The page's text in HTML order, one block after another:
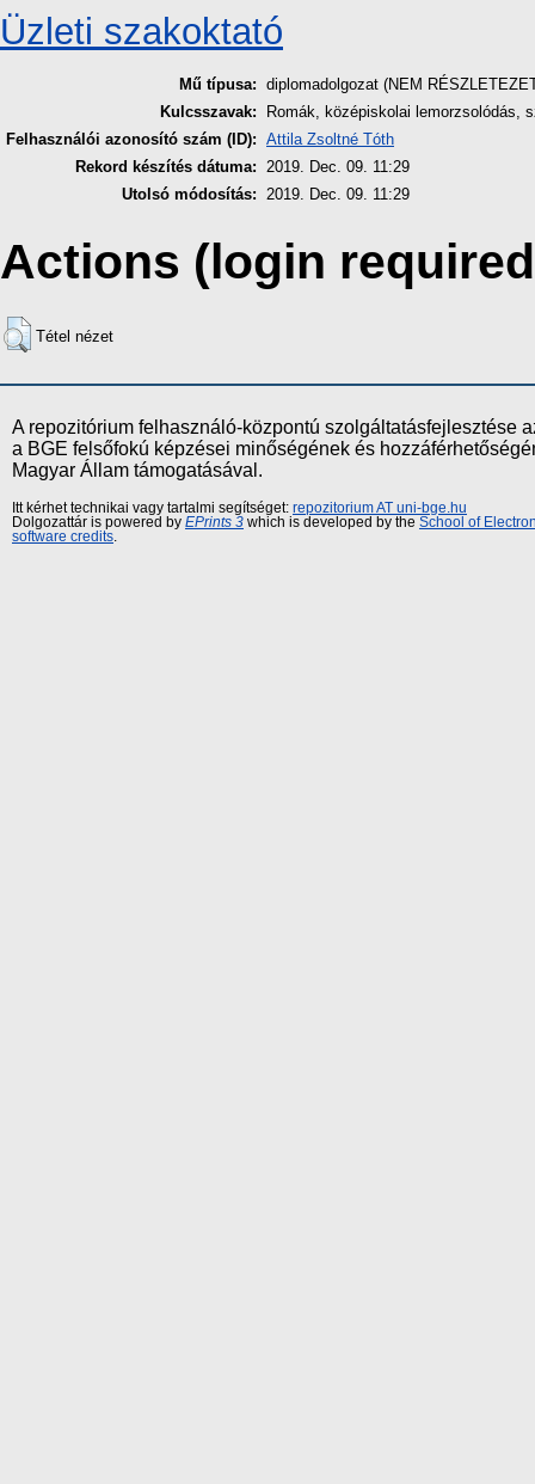
Üzleti szakoktató
Mű típusa: diplomadolgozat (NEM
Kulcsszavak:
Romák, középiskolai lemorzsolódás,
Felhasználói azonosító szám (ID): Attila Zsoltné Tóth
Rekord készítés dátuma:
2019. Dec. 09. 11:29
Utolsó módosítás:
2019. Dec. 09. 11:29
Actions (login
Tétel nézet
A repozitórium felhasználó-központú szolgáltatásfejlesztése
a BGE felsőfokú képzései minőségének és
Magyar Állam támogatásával.
Itt kérhet technikai vagy tartalmi segítséget: repozitorium AT uni-bge.hu
Dolgozattár is powered by EPrints 3 which is developed by the School of
software credits